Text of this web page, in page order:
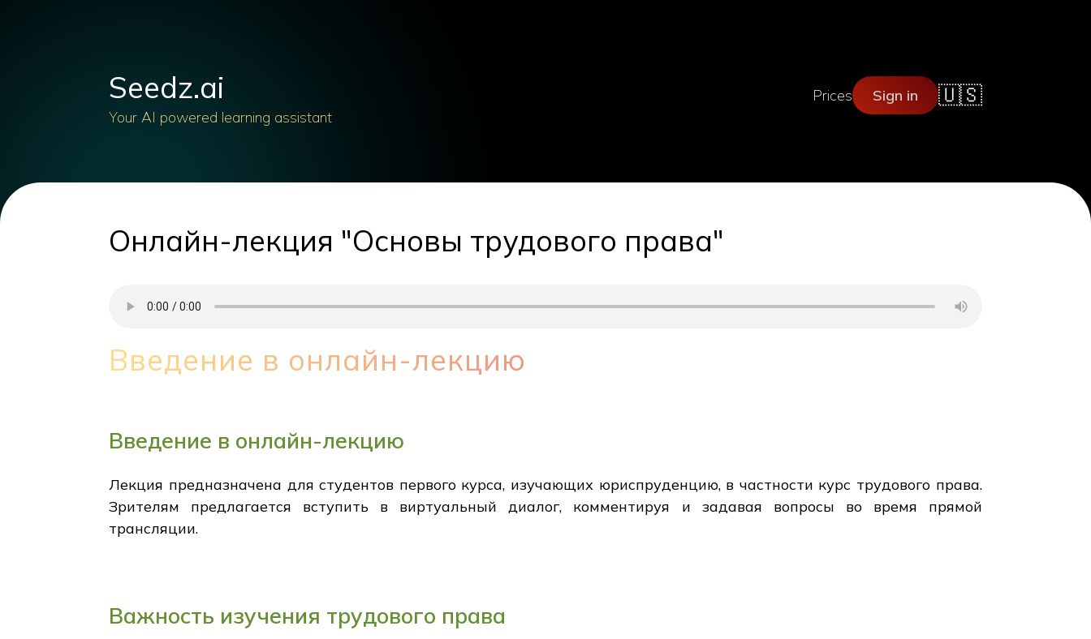
Seedz.ai
Your AI powered learning assistant
Prices Sign in 🇺🇸
Онлайн-лекция "Основы трудового права"
Введение в онлайн-лекцию
Введение в онлайн-лекцию
Лекция предназначена для студентов первого курса, изучающих юриспруденцию, в частности курс трудового права.
Зрителям предлагается вступить в виртуальный диалог, комментируя и задавая вопросы во время прямой
трансляции.
Важность изучения трудового права